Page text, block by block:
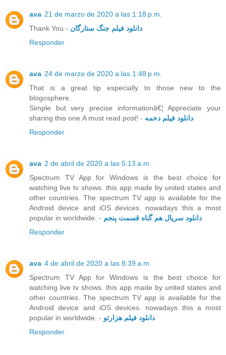
ava 21 de marzo de 2020 a las 1:18 p.m.
Thank You - دانلود فیلم جنگ ستارگان
Responder
ava 24 de marzo de 2020 a las 1:48 p.m.
That is a great tip especially to those new to the
blogosphere.
Simple but very precise informationâ€¦ Appreciate your
sharing this one.A must read post! - دانلود فیلم دخمه
Responder
ava 2 de abril de 2020 a las 5:13 a.m.
Spectrum TV App for Windows is the best choice for
watching live tv shows. this app made by united states and
other countries. The spectrum TV app is available for the
Android device and iOS devices. nowadays this a most
popular in worldwide. - دانلود سریال هم گناه قسمت پنجم
Responder
ava 4 de abril de 2020 a las 8:39 a.m.
Spectrum TV App for Windows is the best choice for
watching live tv shows. this app made by united states and
other countries. The spectrum TV app is available for the
Android device and iOS devices. nowadays this a most
popular in worldwide. - دانلود فیلم هزارتو
Responder